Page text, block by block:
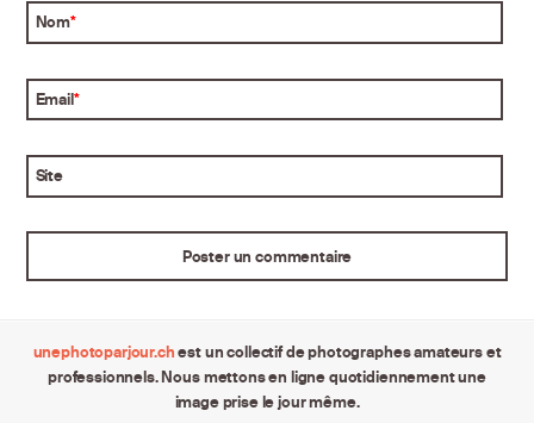
Nom*
Email*
Site
unephotoparjour.chest un collectif de photographes amateurs et
professionnels. Nous mettons en ligne quotidiennement une
image prise le jour même.